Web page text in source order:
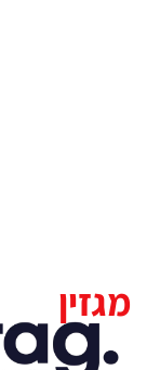
מגזין